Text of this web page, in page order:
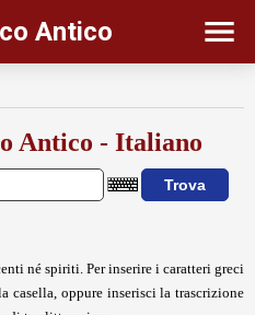
Antico
Antico - Italiano
né spiriti. Per inserire i caratteri greci
casella, oppure inserisci la trascrizione